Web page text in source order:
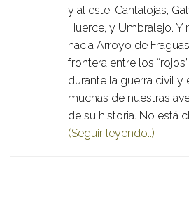
y al este: Cantalojas,
Huerce, y Umbralejo. Y
hacia Arroyo de
frontera entre los
durante la guerra civil y
muchas de nuestras
de su historia. No está
(Seguir leyendo..)